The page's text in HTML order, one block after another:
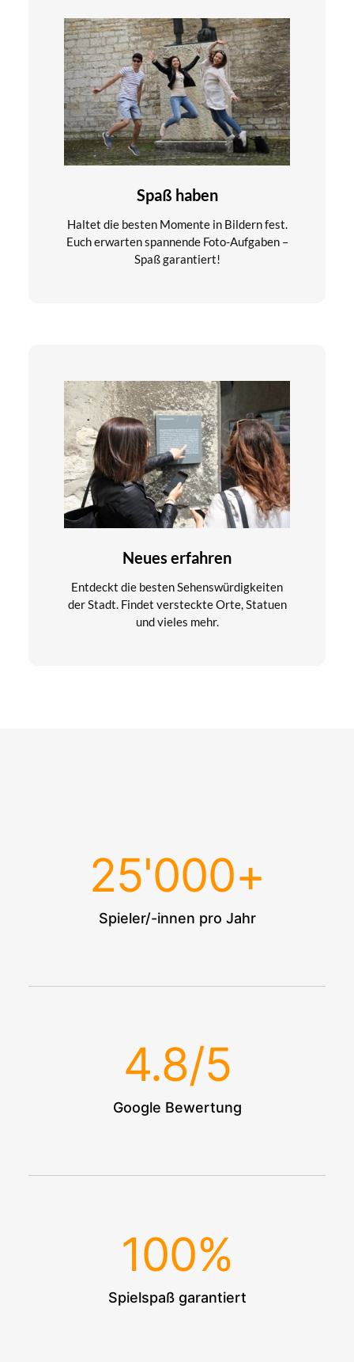
Spaß haben
Haltet die besten Momente in Bildern fest.
Euch erwarten spannende Foto-Aufgaben –
Spaß garantiert!
Neues erfahren
Entdeckt die besten Sehenswürdigkeiten
der Stadt. Findet versteckte Orte, Statuen
und vieles mehr.
Spieler/-innen pro Jahr
25'000+
Google Bewertung
4.8/5
Spielspaß garantiert
100%